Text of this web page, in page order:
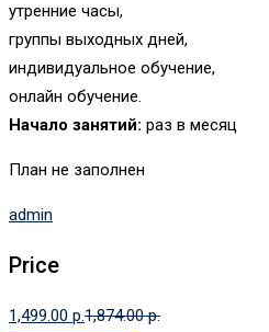
утренние часы,
группы выходных дней,
индивидуальное обучение,
онлайн обучение.
Начало занятий: раз в месяц
План не заполнен
admin
Price
1,499.00 p.1,874.00 p.